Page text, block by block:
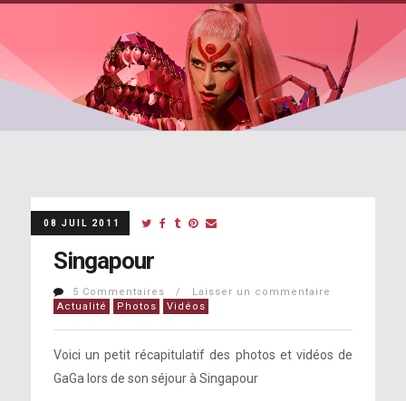
08 JUIL 2011
Singapour
5 Commentaires / Laisser un commentaire
Actualité
Photos Vidéos
Voici un petit récapitulatif des photos et vidéos de
GaGa lors de son séjour à Singapour